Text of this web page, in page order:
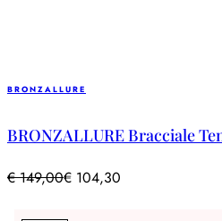
BRONZALLURE
BRONZALLURE Bracciale
€149,00€ 104,30